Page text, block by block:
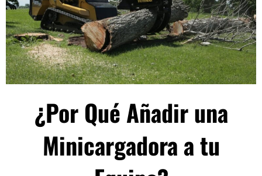
¿Por Qué Añadir una
Minicargadora a tu